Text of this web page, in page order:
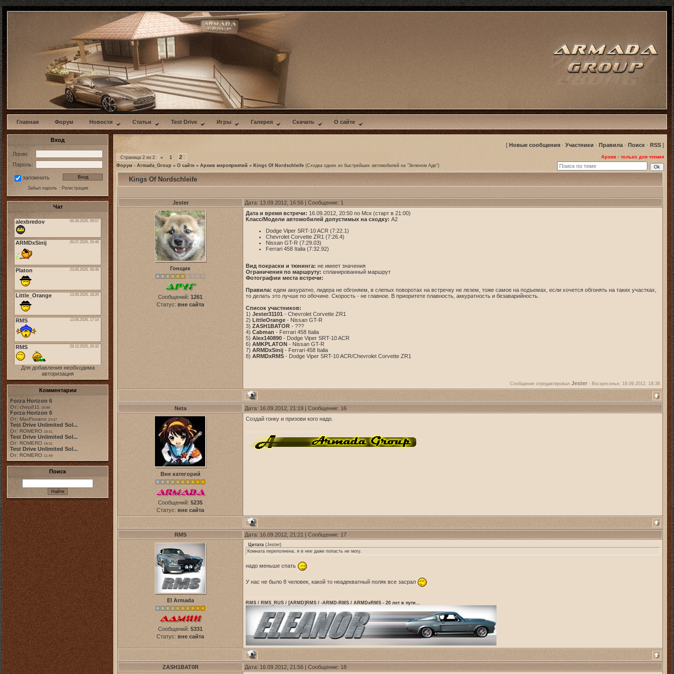
w
Главная Форум Новости Статьи Test Drive Игры Галерея Скачать О сайте
Вход
Логин:
Пароль:
запомнить
Забыл пароль· Регистрация
Чат
Для добавления необходима
авторизация
Комментарии
Forza Horizon 6
От: chep811 19:48
Forza Horizon 6
От: MaxFiorano 23:47
Test Drive Unlimited Sol...
От: ROMERO 18:31
Test Drive Unlimited Sol...
От: ROMERO 19:31
Test Drive Unlimited Sol...
От: ROMERO 11:49
Поиск
[ Новые сообщения · Участники · Правила · Поиск · RSS ]
Страница 2 из 2 « 1 2
Архив - только для чтения
Форум - Armada_Group » О сайте » Архив мероприятий » Kings Of Nordschleife (Сходка одних из быстрейших автомобилей на "Зеленом Аде")
Kings Of Nordschleife
Jester Дата: 13.09.2012, 16:56 | Сообщение: 1
Гонщик
Сообщений: 1261
Статус: вне сайта
Дата и время встречи: 16.09.2012, 20:50 по Мск (старт в 21:00)
Класс/Модели автомобилей допустимых на сходку: A2
Dodge Viper SRT-10 ACR (7:22.1)
Chevrolet Corvette ZR1 (7:26.4)
Nissan GT-R (7:29.03)
Ferrari 458 Italia (7:32.92)
Вид покраски и тюнинга: не имеет значения
Ограничения по маршруту: спланированный маршрут
Фотографии места встречи:
Правила: едем аккуратно, лидера не обгоняем, в слепых поворотах на встречку не лезем, тоже самое на подъемах, если хочется обгонять на таких участках,
то делать это лучше по обочине. Скорость - не главное. В приоритете плавность, аккуратность и безаварийность.
Список участников:
1) Jester31101 - Chevrolet Corvette ZR1
2) LittleOrange - Nissan GT-R
3) ZASH1BATOR - ???
4) Cabman - Ferrari 458 Italia
5) Alex140890 - Dodge Viper SRT-10 ACR
6) AMKPLATON - Nissan GT-R
7) ARMDxSinij - Ferrari 458 Italia
8) ARMDxRMS - Dodge Viper SRT-10 ACR/Chevrolet Corvette ZR1
Сообщение отредактировал Jester - Воскресенье, 16.09.2012, 18:38
Neta Дата: 16.09.2012, 21:19 | Сообщение: 16
Вне категорий
Сообщений: 5235
Статус: вне сайта
Создай гонку и призови кого надо.
RMS Дата: 16.09.2012, 21:21 | Сообщение: 17
El Armada
Сообщений: 5331
Статус: вне сайта
Цитата (Jester)
Комната переполнена, я в нее даже попасть не могу.
надо меньше спать
У нас не было 8 человек, какой то неадекватный поляк все засрал
RMS / RMS_RUS / [ARMD]RMS / -ARMD-RMS / ARMDxRMS - 20 лет в пути...
ZASH1BAT0R Дата: 16.09.2012, 21:56 | Сообщение: 18